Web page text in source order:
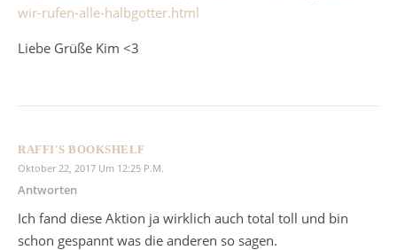
wir-rufen-alle-halbgotter.html
Liebe Grüße Kim <3
RAFFI'S BOOKSHELF
Oktober 22, 2017 Um 12:25 P.m.
Antworten
Ich fand diese Aktion ja wirklich auch total toll und bin
schon gespannt was die anderen so sagen.